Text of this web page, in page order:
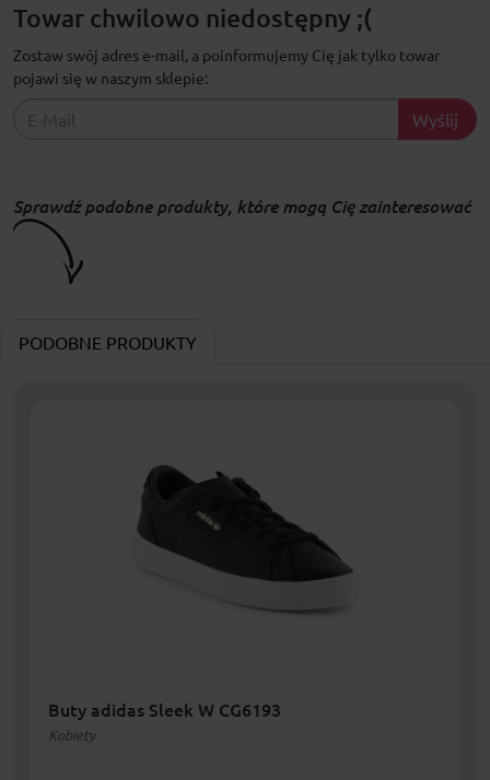
Towar chwilowo niedostępny ;(
Zostaw swój adres e-mail, a poinformujemy Cię jak tylko towar
pojawi się w naszym sklepie:
Wyślij
Sprawdź podobne produkty, które mogą Cię zainteresować
PODOBNE PRODUKTY
Buty adidas Sleek W CG6193
Kobiety